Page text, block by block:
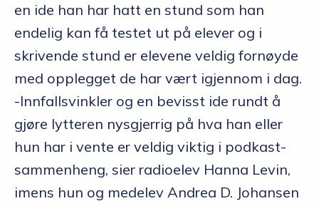
en ide han har hatt en stund som han
endelig kan få testet ut på elever og i
skrivende stund er elevene veldig fornøyde
med opplegget de har vært igjennom i dag.
-Innfallsvinkler og en bevisst ide rundt å
gjøre lytteren nysgjerrig på hva han eller
hun har i vente er veldig viktig i podkast-
sammenheng, sier radioelev Hanna Levin,
imens hun og medelev Andrea D. Johansen